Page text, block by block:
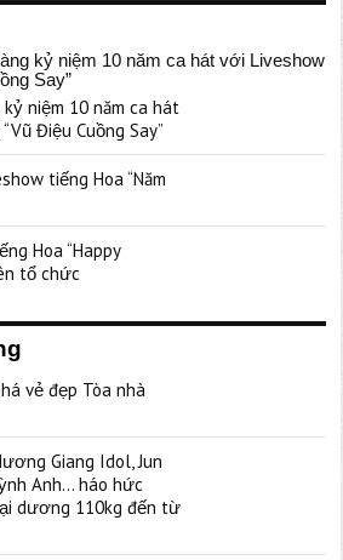
niệm 10 năm ca hát
Điệu Cuồng Say”
tiếng Hoa “Năm
Hoa “Happy
tổ chức
vẻ đẹp Tòa nhà
Giang Idol, Jun
Anh… háo hức
dương 110kg đến từ